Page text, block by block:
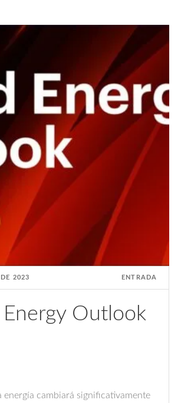
2023 ENTRADA
Outlook
energía cambiará significativamente